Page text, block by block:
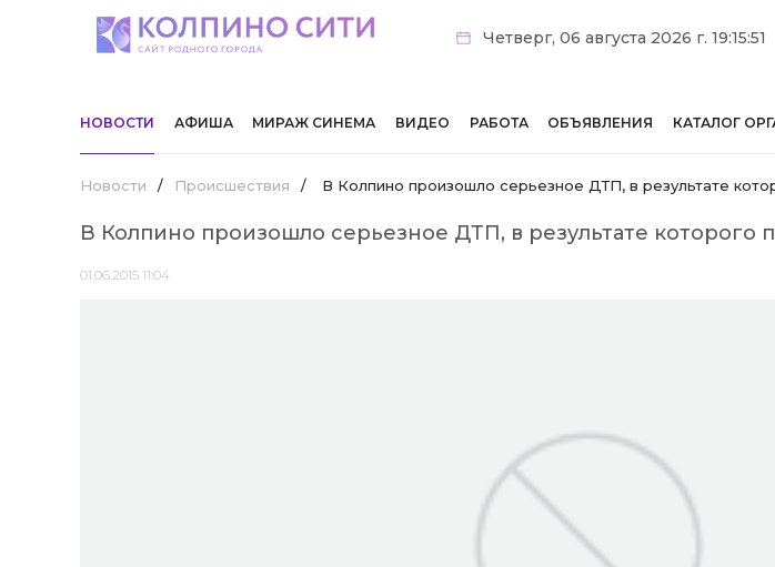
Четверг, 06 августа 2026 г. 19:15:51
НОВОСТИ АФИША МИРАЖ СИНЕМА ВИДЕО РАБОТА ОБЪЯВЛЕНИЯ КАТАЛОГ
Новости / Происшествия / В Колпино произошло серьезное ДТП, в результате
В Колпино произошло серьезное ДТП, в результате которого
01.06.2015 11:04